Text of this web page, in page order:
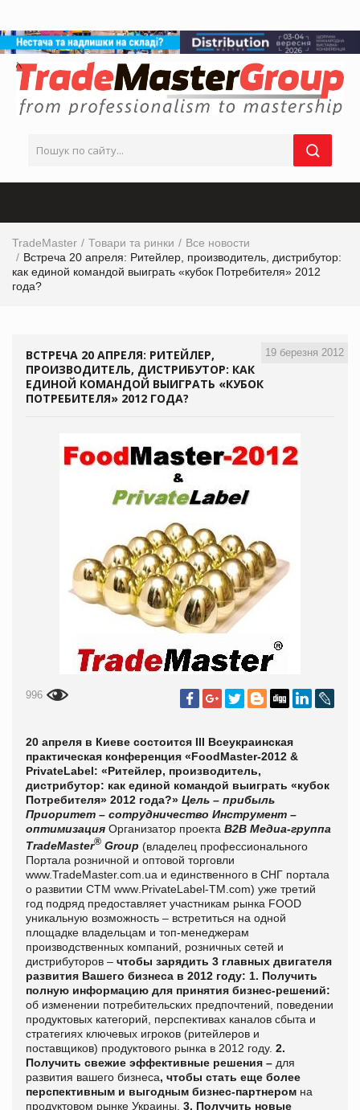
TradeMaster Товари та ринки
Все новости
Встреча 20 апреля: Ритейлер, производитель, дистрибутор:
как единой командой выиграть «кубок Потребителя» 2012
года?
19 березня 2012
ВСТРЕЧА 20 АПРЕЛЯ: РИТЕЙЛЕР,
ПРОИЗВОДИТЕЛЬ, ДИСТРИБУТОР: КАК
ЕДИНОЙ КОМАНДОЙ ВЫИГРАТЬ «КУБОК
ПОТРЕБИТЕЛЯ» 2012 ГОДА?
996
20 апреля в Киеве состоится III Всеукраинская
практическая конференция «FoodMaster-2012 &
PrivateLabel: «Ритейлер, производитель,
дистрибутор: как единой командой выиграть «кубок
Потребителя» 2012 года?» Цель – прибыль
Приоритет – сотрудничество Инструмент –
оптимизация Организатор проекта В2В Медиа-группа
TradeMaster® Group (владелец профессионального
Портала розничной и оптовой торговли
www.TradeMaster.com.ua и единственного в СНГ портала
о развитии СТМ www PrivateLabel-TM com) уже третий
год подряд предоставляет участникам рынка FOOD
уникальную возможность – встретиться на одной
площадке владельцам и топ-менеджерам
производственных компаний, розничных сетей и
дистрибуторов – чтобы зарядить 3 главных двигателя
развития Вашего бизнеса в 2012 году: 1. Получить
полную информацию для принятия бизнес-решений:
об изменении потребительских предпочтений, поведении
продуктовых категорий, перспективах каналов сбыта и
стратегиях ключевых игроков (ритейлеров и
поставщиков) продуктового рынка в 2012 году. 2.
Получить свежие эффективные решения – для
развития вашего бизнеса, чтобы стать еще более
перспективным и выгодным бизнес-партнером на
продуктовом рынке Украины. 3. Получить новые